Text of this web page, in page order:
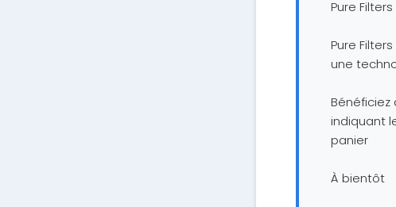
Pure Filters
Pure
une
indiquant
panier
À bientôt